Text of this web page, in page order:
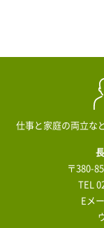
仕事と家庭の両立な
〒380-
TEL
Eメ